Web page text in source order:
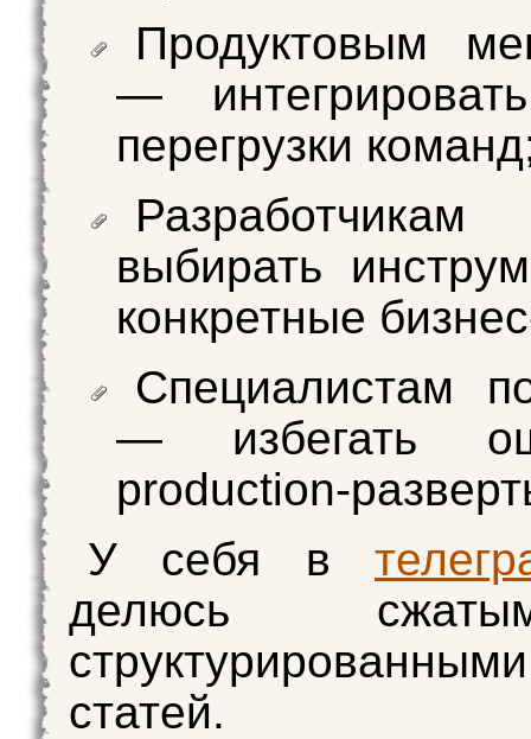
Продуктовым
—
перегрузки
выбирать
конкретные
Специалистам
— избегать
production-
У себя в
делюсь
статей.